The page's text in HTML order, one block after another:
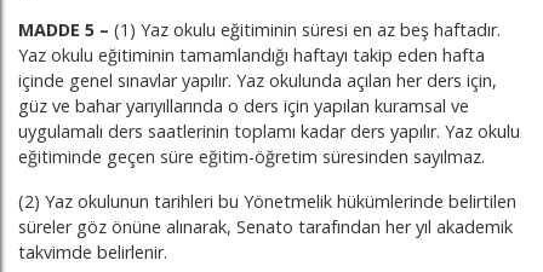
MADDE 5 – (1) Yaz okulu eğitiminin süresi en az beş haftadır.
Yaz okulu eğitiminin tamamlandığı haftayı takip eden hafta
içinde genel sınavlar yapılır. Yaz okulunda açılan her ders için,
güz ve bahar yarıyıllarında o ders için yapılan kuramsal ve
uygulamalı ders saatlerinin toplamı kadar ders yapılır. Yaz okulu
eğitiminde geçen süre eğitim-öğretim süresinden sayılmaz.
(2) Yaz okulunun tarihleri bu Yönetmelik hükümlerinde belirtilen
süreler göz önüne alınarak, Senato tarafından her yıl akademik
takvimde belirlenir.